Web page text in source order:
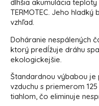
dlhšia akumulácia
TERMOTEC. Jeho
vzhľad.
Doháranie nespálených
ktorý predĺžuje dráhu
ekologickejšie.
Štandardnou výbabou
vzduchu s priemerom
tiahlom, čo eliminuje